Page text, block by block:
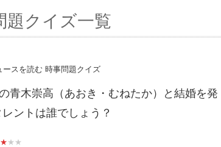
題クイズ一覧
ースを読む 時事問題クイズ
青木崇高（あおき・むねたか）と結婚を発
ントは誰でしょう？
★★ ★